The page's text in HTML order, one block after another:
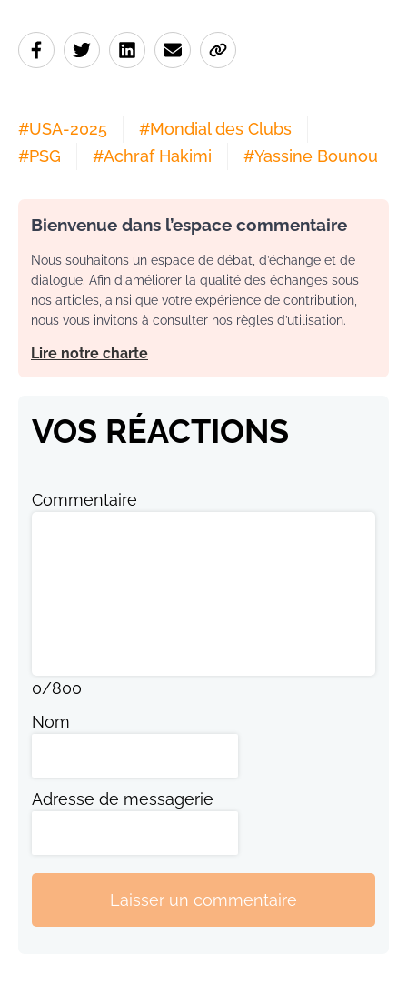
#USA-2025 #Mondial des Clubs
#PSG #Achraf Hakimi #Yassine Bounou
Bienvenue dans l’espace commentaire
Nous souhaitons un espace de débat, d’échange et de
dialogue. Afin d'améliorer la qualité des échanges sous
nos articles, ainsi que votre expérience de contribution,
nous vous invitons à consulter nos règles d’utilisation.
Lire notre charte
VOS RÉACTIONS
Commentaire
0/800
Nom
Adresse de messagerie
Laisser un commentaire